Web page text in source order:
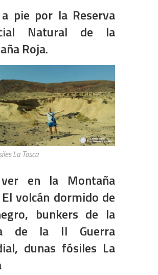
pie por la Reserva
Natural de la
Roja.
La Tosca
en la Montaña
volcán dormido de
bunkers de la
de la II Guerra
dunas fósiles La